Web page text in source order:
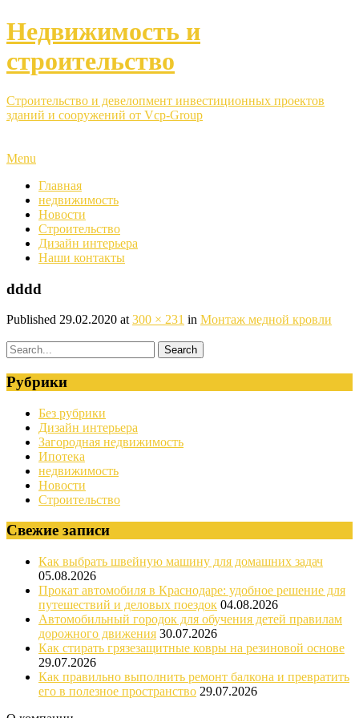
Недвижимость и
строительство
Строительство и девелопмент инвестиционных проектов
зданий и сооружений от Vcp-Group
Menu
Главная
недвижимость
Новости
Строительство
Дизайн интерьера
Наши контакты
dddd
Published 29.02.2020 at 300 × 231 in Монтаж медной кровли
Рубрики
Без рубрики
Дизайн интерьера
Загородная недвижимость
Ипотека
недвижимость
Новости
Строительство
Свежие записи
Как выбрать швейную машину для домашних задач
05.08.2026
Прокат автомобиля в Краснодаре: удобное решение для
путешествий и деловых поездок 04.08.2026
Автомобильный городок для обучения детей правилам
дорожного движения 30.07.2026
Как стирать грязезащитные ковры на резиновой основе
29.07.2026
Как правильно выполнить ремонт балкона и превратить
его в полезное пространство 29.07.2026